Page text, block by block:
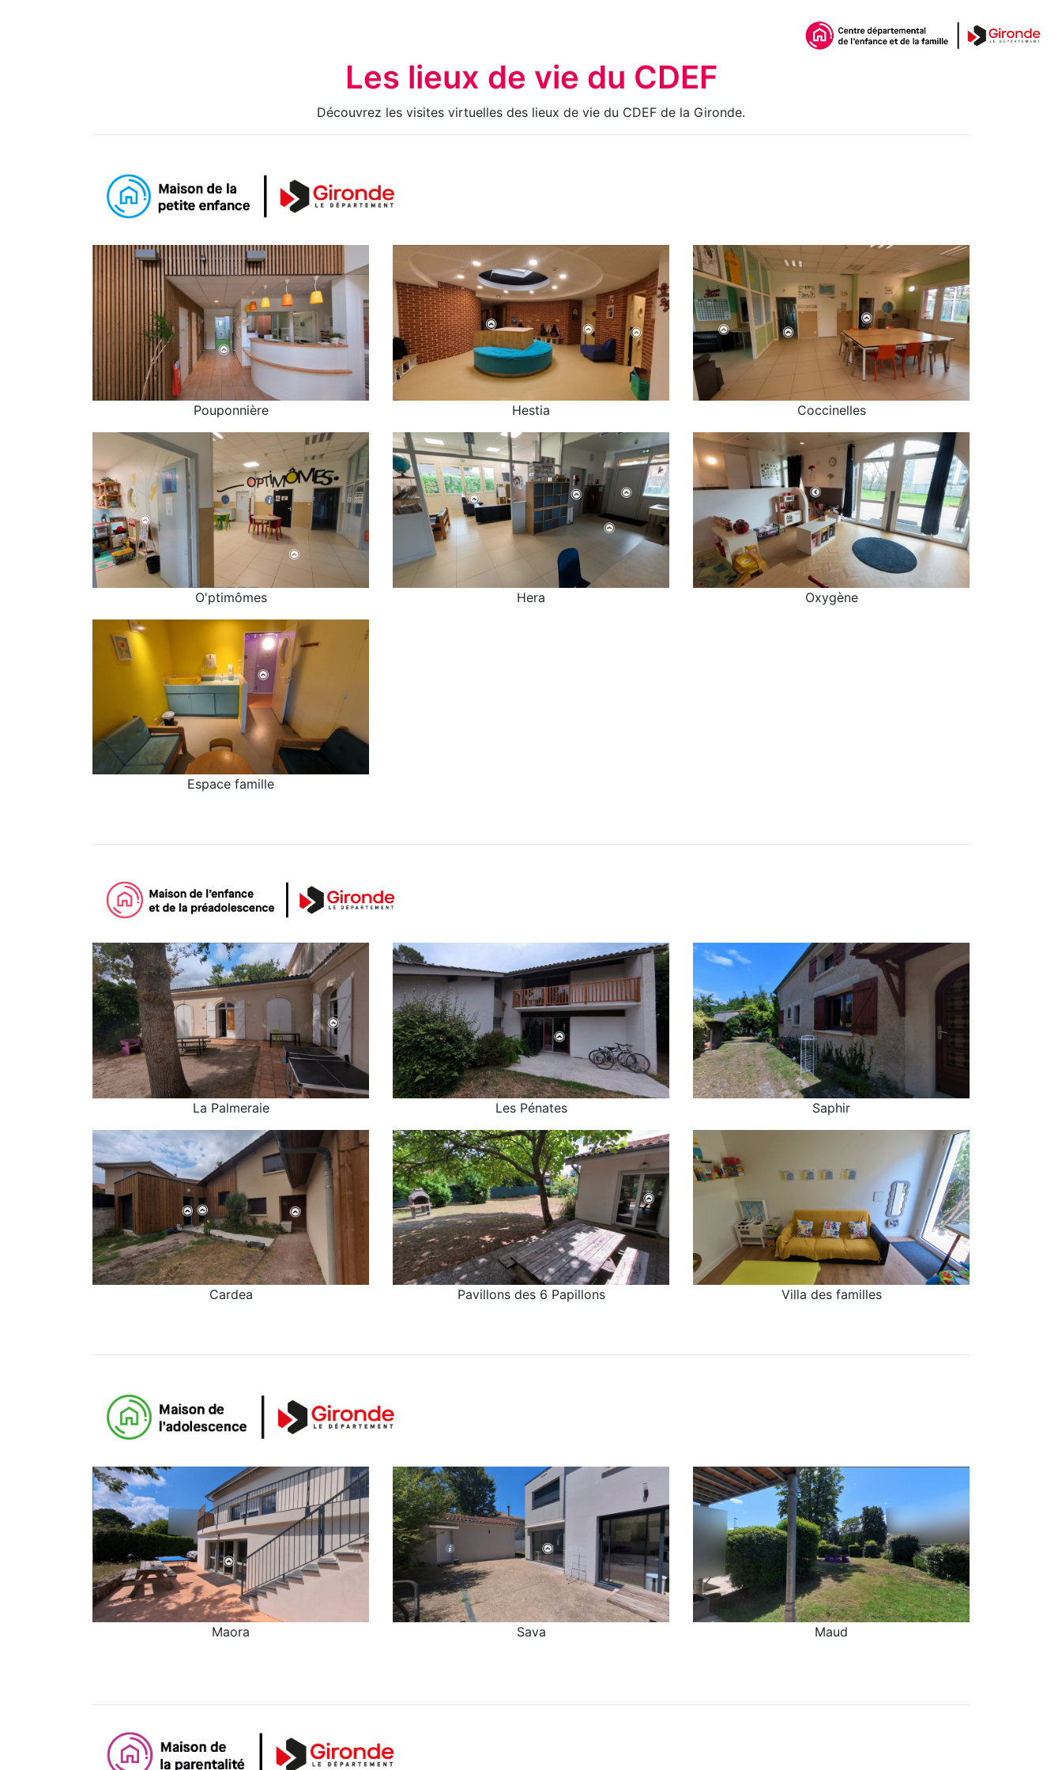
Les lieux de vie du CDEF
Découvrez les visites virtuelles des lieux de vie du CDEF de la Gironde.
Pouponnière
Pouponnière Hestia
Hestia Coccinelles
Coccinelles
O'ptimômes
O'ptimômes Hera
Hera Oxygène
Oxygène
Espace Famille
Espace famille
La Palmeraie
La Palmeraie Les Pénates
Les Pénates Saphir
Saphir
Cardea
Cardea P6P
Pavillons des 6 Papillons Villa des familles
Villa des familles
Maora
Maora Sava
Sava Maud
Maud